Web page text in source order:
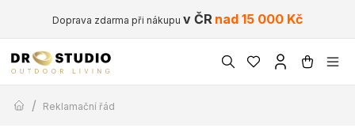
Doprava zdarma při nákupu v ČR nad 15 000 Kč
/ Reklamační řád